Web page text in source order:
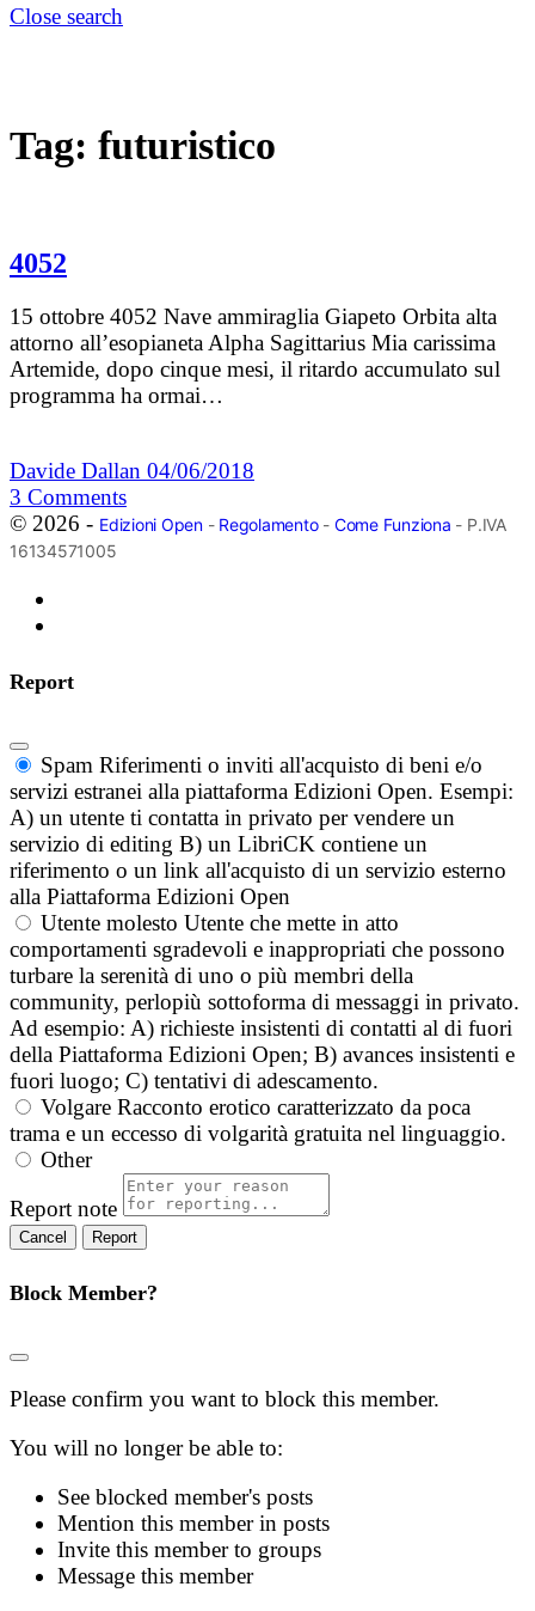
Close search
Tag: futuristico
4052
15 ottobre 4052 Nave ammiraglia Giapeto Orbita alta
attorno all’esopianeta Alpha Sagittarius Mia carissima
Artemide, dopo cinque mesi, il ritardo accumulato sul
programma ha ormai…
Davide Dallan 04/06/2018
3 Comments
© 2026 - Edizioni Open- Regolamento- Come Funziona - P.IVA
16134571005
Report
Spam Riferimenti o inviti all'acquisto di beni e/o
servizi estranei alla piattaforma Edizioni Open. Esempi:
A) un utente ti contatta in privato per vendere un
servizio di editing B) un LibriCK contiene un
riferimento o un link all'acquisto di un servizio esterno
alla Piattaforma Edizioni Open
Utente molesto Utente che mette in atto
comportamenti sgradevoli e inappropriati che possono
turbare la serenità di uno o più membri della
community, perlopiù sottoforma di messaggi in privato.
Ad esempio: A) richieste insistenti di contatti al di fuori
della Piattaforma Edizioni Open; B) avances insistenti e
fuori luogo; C) tentativi di adescamento.
Volgare Racconto erotico caratterizzato da poca
trama e un eccesso di volgarità gratuita nel linguaggio.
Other
Report note
Report
Block Member?
Please confirm you want to block this member.
You will no longer be able to:
See blocked member's posts
Mention this member in posts
Invite this member to groups
Message this member